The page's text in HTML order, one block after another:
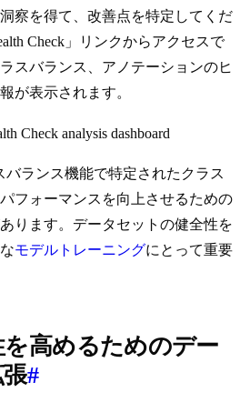
察を得て、改善点を特定してくだ
Check」リンクからアクセスで
スバランス、アノテーションのヒ
が表示されます。
バランス機能で特定されたクラス
フォーマンスを向上させるための
ります。データセットの健全性を
モデルトレーニングにとって重要
高めるためのデー
#